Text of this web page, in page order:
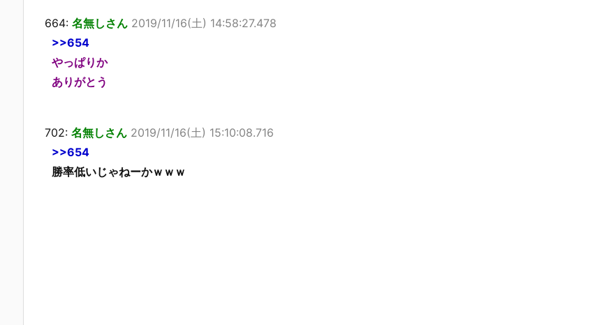
664: 名無しさん 2019/11/16(土) 14:58:27.478
>>654
やっぱりか
ありがとう
702: 名無しさん 2019/11/16(土) 15:10:08.716
>>654
勝率低いじゃねーかｗｗｗ